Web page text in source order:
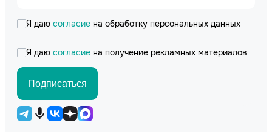
Я даю согласие на обработку персональных данных
Я даю согласие на получение рекламных материалов
Подписаться